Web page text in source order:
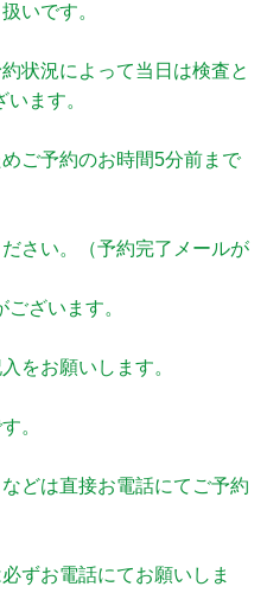
いです。
状況によって当日は検査と
ます。
ご予約のお時間5分前まで
さい。（予約完了メールが
ざいます。
をお願いします。
。
どは直接お電話にてご予約
ずお電話にてお願いしま